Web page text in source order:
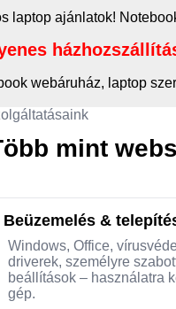
laptop ajánlatok!
webáruház, laptop
mint
Beüzemelés &
Windows, Office,
driverek, személyre
beállítások – használatra
gép.